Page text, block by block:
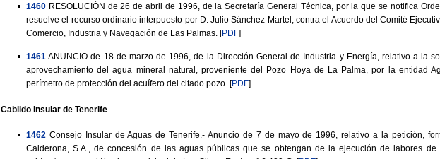
1460 RESOLUCIÓN de 26 de abril de 1996, de la Secretaría General Técnica, por la que se notifica
resuelve el recurso ordinario interpuesto por D. Julio Sánchez Martel, contra el Acuerdo del Comité
Comercio, Industria y Navegación de Las Palmas. [PDF]
1461 ANUNCIO de 18 de marzo de 1996, de la Dirección General de Industria y Energía, relativo a la
aprovechamiento del agua mineral natural, proveniente del Pozo Hoya de La Palma, por la entidad
perímetro de protección del acuífero del citado pozo. [PDF]
Cabildo Insular de Tenerife
1462 Consejo Insular de Aguas de Tenerife.- Anuncio de 7 de mayo de 1996, relativo a la petición,
Calderona, S.A., de concesión de las aguas públicas que se obtengan de la ejecución de labores de